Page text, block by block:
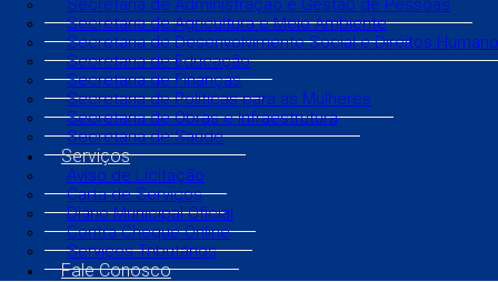
Secretaria de Administração e Gestão de Pessoas
Secretaria de Agricultura e Meio Ambiente
Secretaria de Desenvolvimento Social e Direitos
Secretaria de Educação
Secretaria de Finanças
Secretaria de Políticas para as Mulheres
Secretaria de Obras e Infraestrutura
Secretaria de Saúde
Serviços
Aviso de Licitação
Carta de Serviços
Diário Municipal Oficial
Contra Cheque Online
Serviços Tributários
Fale Conosco